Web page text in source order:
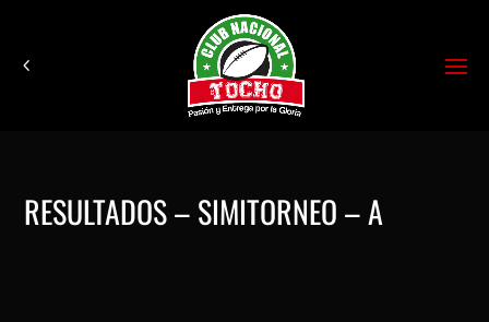
RESULTADOS – SIMITORNEO – A